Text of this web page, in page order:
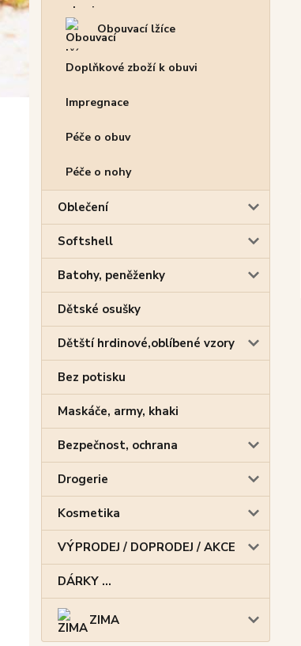
Obouvací lžíce
Doplňkové zboží k obuvi
Impregnace
Péče o obuv
Péče o nohy
Oblečení
Softshell
Batohy, peněženky
Dětské osušky
Dětští hrdinové,oblíbené vzory
Bez potisku
Maskáče, army, khaki
Bezpečnost, ochrana
Drogerie
Kosmetika
VÝPRODEJ / DOPRODEJ / AKCE
DÁRKY ...
ZIMA